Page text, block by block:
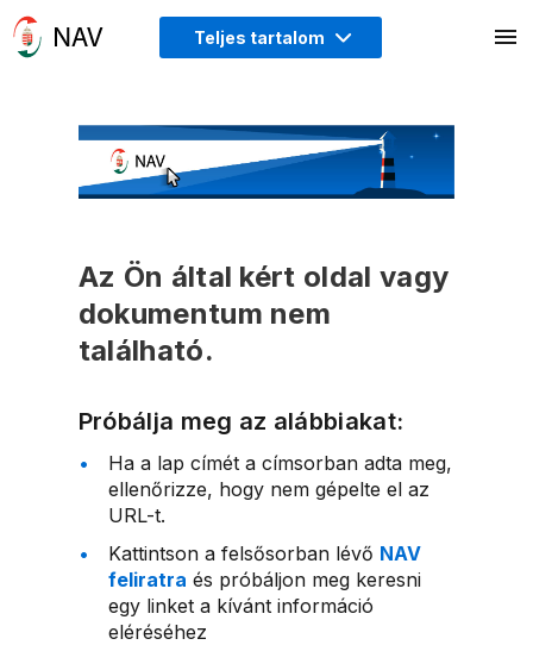
Teljes tartalom
Az Ön által kért oldal vagy
dokumentum nem
található.
Próbálja meg az alábbiakat:
Ha a lap címét a címsorban adta meg,
ellenőrizze, hogy nem gépelte el az
URL-t.
Kattintson a felsősorban lévő NAV
feliratra és próbáljon meg keresni
egy linket a kívánt információ
eléréséhez